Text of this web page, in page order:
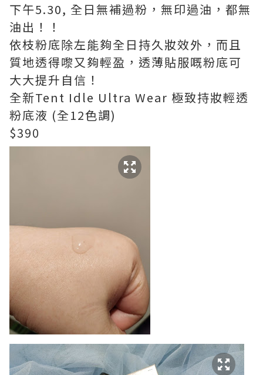
下午5.30, 全日無補過粉，無印過油，都無
油出！！
依枝粉底除左能夠全日持久妝效外，而且
質地透得嚟又夠輕盈，透薄貼服嘅粉底可
大大提升自信！
全新Tent Idle Ultra Wear 極致持妝輕透
粉底液 (全12色調)
$390